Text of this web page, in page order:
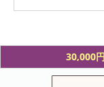
30,000